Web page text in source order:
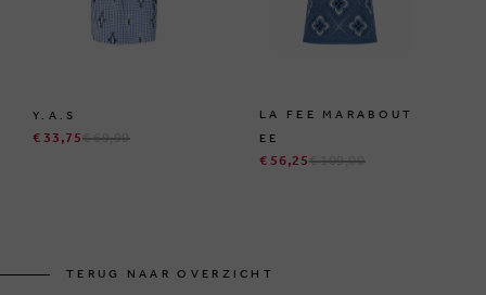
Y.A.S
€ 33,75€ 69,99
LA FEE MARABOUT
EE
€ 56,25€ 109,00
TERUG NAAR OVERZICHT